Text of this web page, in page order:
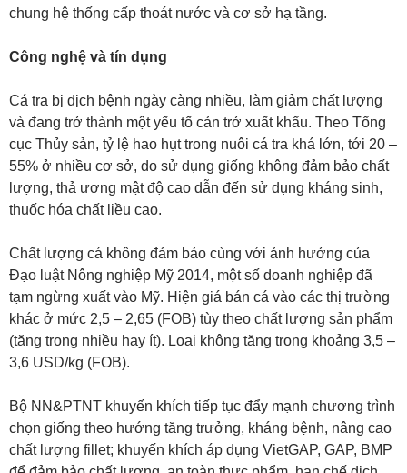
chung hệ thống cấp thoát nước và cơ sở hạ tầng.
Công nghệ và tín dụng
Cá tra bị dịch bệnh ngày càng nhiều, làm giảm chất lượng
và đang trở thành một yếu tố cản trở xuất khẩu. Theo Tổng
cục Thủy sản, tỷ lệ hao hụt trong nuôi cá tra khá lớn, tới 20 –
55% ở nhiều cơ sở, do sử dụng giống không đảm bảo chất
lượng, thả ương mật độ cao dẫn đến sử dụng kháng sinh,
thuốc hóa chất liều cao.
Chất lượng cá không đảm bảo cùng với ảnh hưởng của
Đạo luật Nông nghiệp Mỹ 2014, một số doanh nghiệp đã
tạm ngừng xuất vào Mỹ. Hiện giá bán cá vào các thị trường
khác ở mức 2,5 – 2,65 (FOB) tùy theo chất lượng sản phẩm
(tăng trọng nhiều hay ít). Loại không tăng trọng khoảng 3,5 –
3,6 USD/kg (FOB).
Bộ NN&PTNT khuyến khích tiếp tục đẩy mạnh chương trình
chọn giống theo hướng tăng trưởng, kháng bệnh, nâng cao
chất lượng fillet; khuyến khích áp dụng VietGAP, GAP, BMP